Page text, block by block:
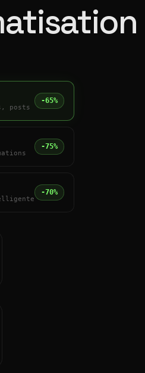
posts
-65%
-75%
-70%